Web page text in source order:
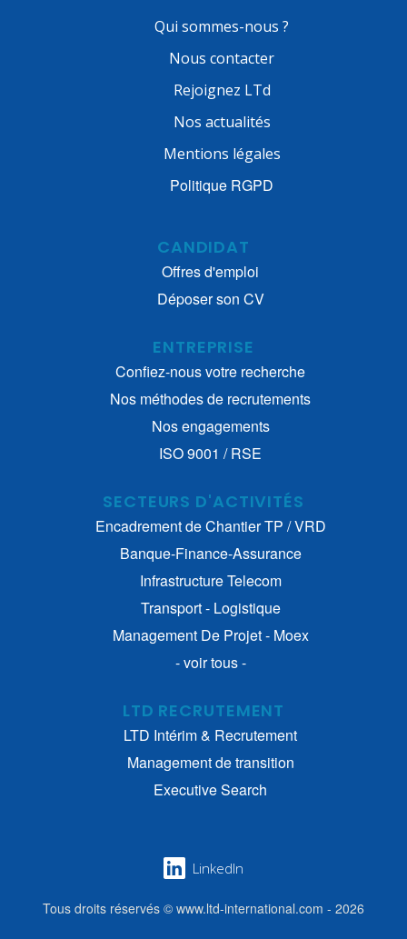
Qui sommes-nous ?
Nous contacter
Rejoignez LTd
Nos actualités
Mentions légales
Politique RGPD
CANDIDAT
Offres d'emploi
Déposer son CV
ENTREPRISE
Confiez-nous votre recherche
Nos méthodes de recrutements
Nos engagements
ISO 9001 / RSE
SECTEURS D'ACTIVITÉS
Encadrement de Chantier TP / VRD
Banque-Finance-Assurance
Infrastructure Telecom
Transport - Logistique
Management De Projet - Moex
- voir tous -
LTD RECRUTEMENT
LTD Intérim & Recrutement
Management de transition
Executive Search
LinkedIn
Tous droits réservés © www.ltd-international.com - 2026